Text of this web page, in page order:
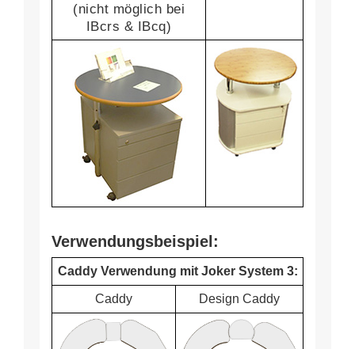
(nicht möglich bei
IBcrs & IBcq)
Verwendungsbeispiel:
Caddy Verwendung mit Joker System 3:
Caddy Design Caddy